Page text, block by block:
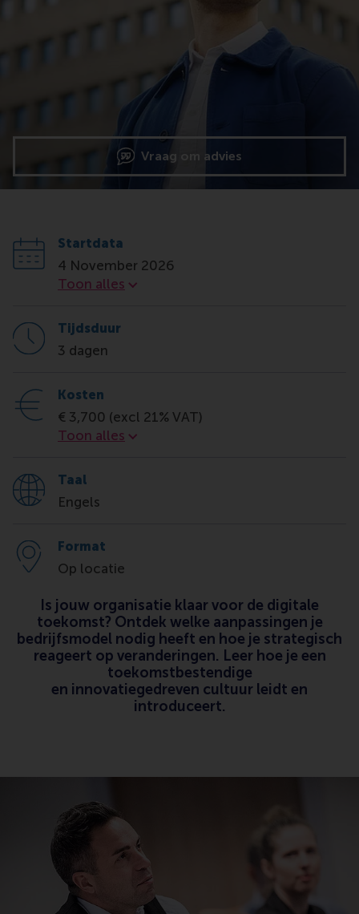
Vraag om advies
Startdata
4 November 2026
Toon alles
Startdata
Tijdsduur
3 dagen
Kosten
€ 3,700 (excl 21% VAT)
Toon alles
Kosten
Taal
Engels
Format
Op locatie
Is jouw organisatie klaar voor de digitale
toekomst? Ontdek welke aanpassingen je
bedrijfsmodel nodig heeft en hoe je strategisch
reageert op veranderingen. Leer hoe je een
toekomstbestendige
en innovatiegedreven cultuur leidt en
introduceert.